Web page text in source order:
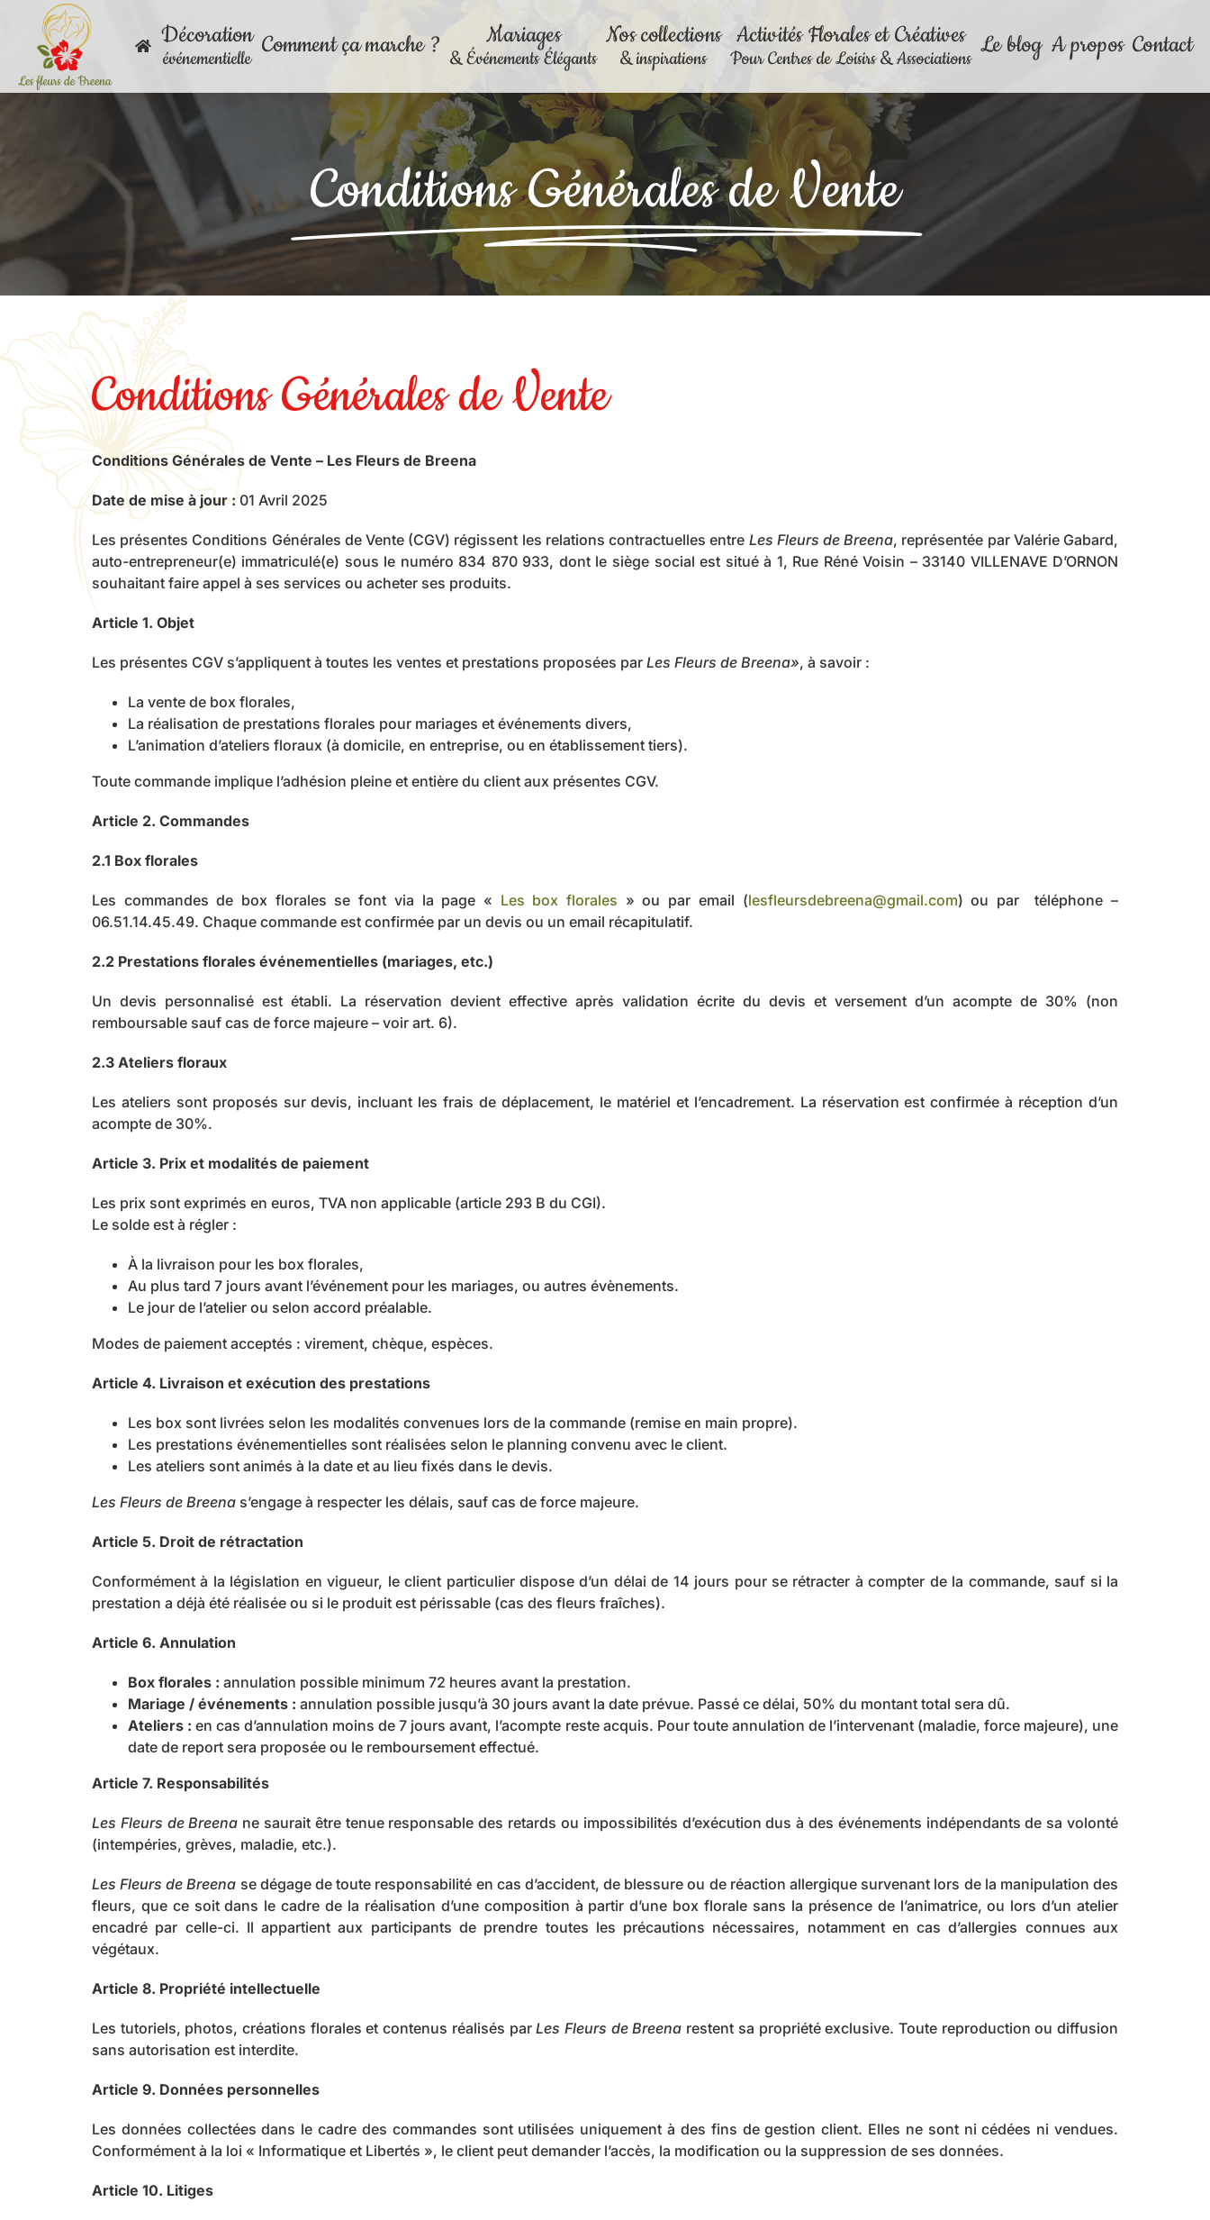
contenu
Décoration
événementielle Comment ça marche ? Mariages
& Événements Élégants
Nos collections
& inspirations
Activités Florales et Créatives
Pour Centres de Loisirs & Associations Le blog A propos Contact
Conditions Générales de Vente
Conditions Générales de Vente
Conditions Générales de Vente – Les Fleurs de Breena
Date de mise à jour :01 Avril 2025
Les présentes Conditions Générales de Vente (CGV) régissent les relations contractuelles entre Les Fleurs de Breena, représentée par Valérie Gabard,
auto-entrepreneur(e) immatriculé(e) sous le numéro 834 870 933, dont le siège social est situé à 1, Rue Réné Voisin – 33140 VILLENAVE D’ORNON
souhaitant faire appel à ses services ou acheter ses produits.
Article 1. Objet
Les présentes CGV s’appliquent à toutes les ventes et prestations proposées par Les Fleurs de Breena», à savoir :
La vente de box florales,
La réalisation de prestations florales pour mariages et événements divers,
L’animation d’ateliers floraux (à domicile, en entreprise, ou en établissement tiers).
Toute commande implique l’adhésion pleine et entière du client aux présentes CGV.
Article 2. Commandes
2.1 Box florales
Les commandes de box florales se font via la page « Les box florales » ou par email (lesfleursdebreena@gmail.com) ou par téléphone –
06.51.14.45.49. Chaque commande est confirmée par un devis ou un email récapitulatif.
2.2 Prestations florales événementielles (mariages, etc.)
Un devis personnalisé est établi. La réservation devient effective après validation écrite du devis et versement d’un acompte de 30% (non
remboursable sauf cas de force majeure – voir art. 6).
2.3 Ateliers floraux
Les ateliers sont proposés sur devis, incluant les frais de déplacement, le matériel et l’encadrement. La réservation est confirmée à réception d’un
acompte de 30%.
Article 3. Prix et modalités de paiement
Les prix sont exprimés en euros, TVA non applicable (article 293 B du CGI).
Le solde est à régler :
À la livraison pour les box florales,
Au plus tard 7 jours avant l’événement pour les mariages, ou autres évènements.
Le jour de l’atelier ou selon accord préalable.
Modes de paiement acceptés : virement, chèque, espèces.
Article 4. Livraison et exécution des prestations
Les box sont livrées selon les modalités convenues lors de la commande (remise en main propre).
Les prestations événementielles sont réalisées selon le planning convenu avec le client.
Les ateliers sont animés à la date et au lieu fixés dans le devis.
Les Fleurs de Breenas’engage à respecter les délais, sauf cas de force majeure.
Article 5. Droit de rétractation
Conformément à la législation en vigueur, le client particulier dispose d’un délai de 14 jours pour se rétracter à compter de la commande, sauf si la
prestation a déjà été réalisée ou si le produit est périssable (cas des fleurs fraîches).
Article 6. Annulation
Box florales : annulation possible minimum 72 heures avant la prestation.
Mariage / événements : annulation possible jusqu’à 30 jours avant la date prévue. Passé ce délai, 50% du montant total sera dû.
Ateliers : en cas d’annulation moins de 7 jours avant, l’acompte reste acquis. Pour toute annulation de l’intervenant (maladie, force majeure), une
date de report sera proposée ou le remboursement effectué.
Article 7. Responsabilités
Les Fleurs de Breena ne saurait être tenue responsable des retards ou impossibilités d’exécution dus à des événements indépendants de sa volonté
(intempéries, grèves, maladie, etc.).
Les Fleurs de Breena se dégage de toute responsabilité en cas d’accident, de blessure ou de réaction allergique survenant lors de la manipulation des
fleurs, que ce soit dans le cadre de la réalisation d’une composition à partir d’une box florale sans la présence de l’animatrice, ou lors d’un atelier
encadré par celle-ci. Il appartient aux participants de prendre toutes les précautions nécessaires, notamment en cas d’allergies connues aux
végétaux.
Article 8. Propriété intellectuelle
Les tutoriels, photos, créations florales et contenus réalisés parLes Fleurs de Breena restent sa propriété exclusive. Toute reproduction ou diffusion
sans autorisation est interdite.
Article 9. Données personnelles
Les données collectées dans le cadre des commandes sont utilisées uniquement à des fins de gestion client. Elles ne sont ni cédées ni vendues.
Conformément à la loi « Informatique et Libertés », le client peut demander l’accès, la modification ou la suppression de ses données.
Article 10. Litiges